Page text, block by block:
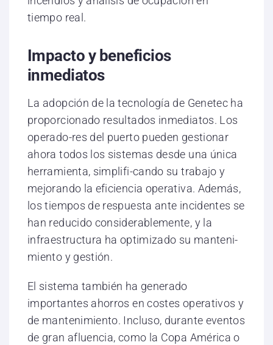
tiempo real.
Impacto y beneficios
inmediatos
La adopción de la tecnología de Genetec ha
proporcionado resultados inmediatos. Los
operado-res del puerto pueden gestionar
ahora todos los sistemas desde una única
herramienta, simplifi-cando su trabajo y
mejorando la eficiencia operativa. Además,
los tiempos de respuesta ante incidentes se
han reducido considerablemente, y la
infraestructura ha optimizado su manteni-
miento y gestión.
El sistema también ha generado
importantes ahorros en costes operativos y
de mantenimiento. Incluso, durante eventos
de gran afluencia, como la Copa América o